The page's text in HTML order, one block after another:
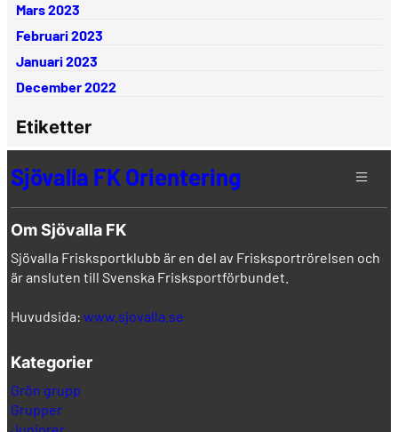
Mars 2023
Februari 2023
Januari 2023
December 2022
Etiketter
Sjövalla FK Orientering
Om Sjövalla FK
Sjövalla Frisksportklubb är en del av Frisksportrörelsen och
är ansluten till Svenska Frisksportförbundet.
Huvudsida: www.sjovalla.se
Kategorier
Grön grupp
Grupper